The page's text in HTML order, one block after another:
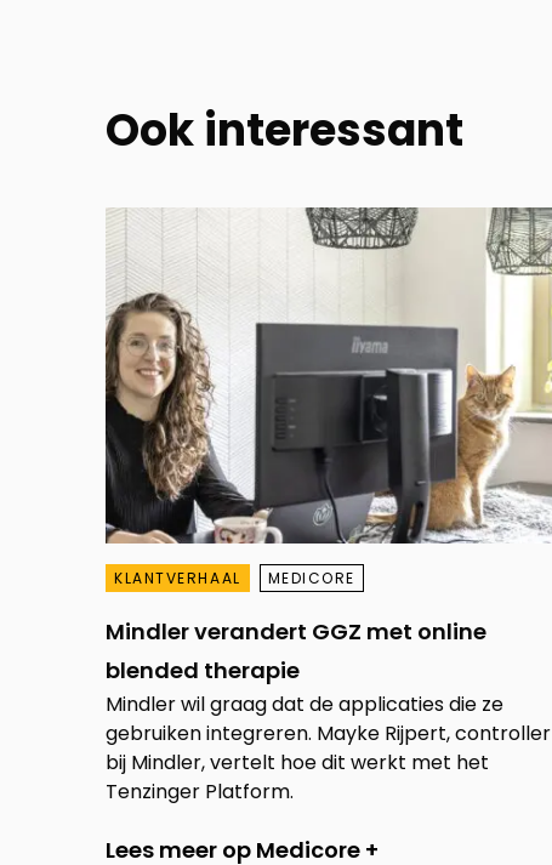
Ook interessant
KLANTVERHAAL MEDICORE
Mindler verandert GGZ met online
blended therapie
Mindler wil graag dat de applicaties die ze
gebruiken integreren. Mayke Rijpert, controller
bij Mindler, vertelt hoe dit werkt met het
Tenzinger Platform.
Lees meer op Medicore +